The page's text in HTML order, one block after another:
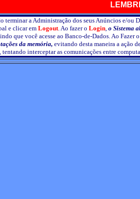
terminar a Administração dos seus Anúncios e/ou
e clicar em Logout. Ao fazer o Login, o Sistema
que você acesse ao Banco-de-Dados. Ao Fazer
da memória, evitando desta maneira a ação
tentando interceptar as comunicações entre